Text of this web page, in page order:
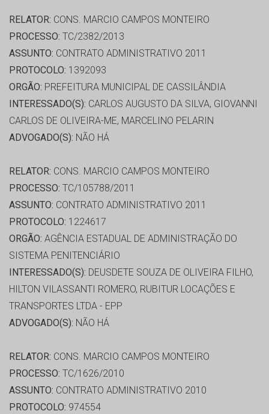
RELATOR: CONS. MARCIO CAMPOS MONTEIRO
PROCESSO: TC/2382/2013
ASSUNTO: CONTRATO ADMINISTRATIVO 2011
PROTOCOLO: 1392093
ORGÃO: PREFEITURA MUNICIPAL DE CASSILÂNDIA
INTERESSADO(S): CARLOS AUGUSTO DA SILVA, GIOVANNI
CARLOS DE OLIVEIRA-ME, MARCELINO PELARIN
ADVOGADO(S): NÃO HÁ
RELATOR: CONS. MARCIO CAMPOS MONTEIRO
PROCESSO: TC/105788/2011
ASSUNTO: CONTRATO ADMINISTRATIVO 2011
PROTOCOLO: 1224617
ORGÃO: AGÊNCIA ESTADUAL DE ADMINISTRAÇÃO DO
SISTEMA PENITENCIÁRIO
INTERESSADO(S): DEUSDETE SOUZA DE OLIVEIRA FILHO,
HILTON VILASSANTI ROMERO, RUBITUR LOCAÇÕES E
TRANSPORTES LTDA - EPP
ADVOGADO(S): NÃO HÁ
RELATOR: CONS. MARCIO CAMPOS MONTEIRO
PROCESSO: TC/1626/2010
ASSUNTO: CONTRATO ADMINISTRATIVO 2010
PROTOCOLO: 974554